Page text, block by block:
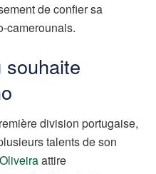
de confier sa
camerounais.
souhaite
division portugaise,
talents de son
Oliveiraattire